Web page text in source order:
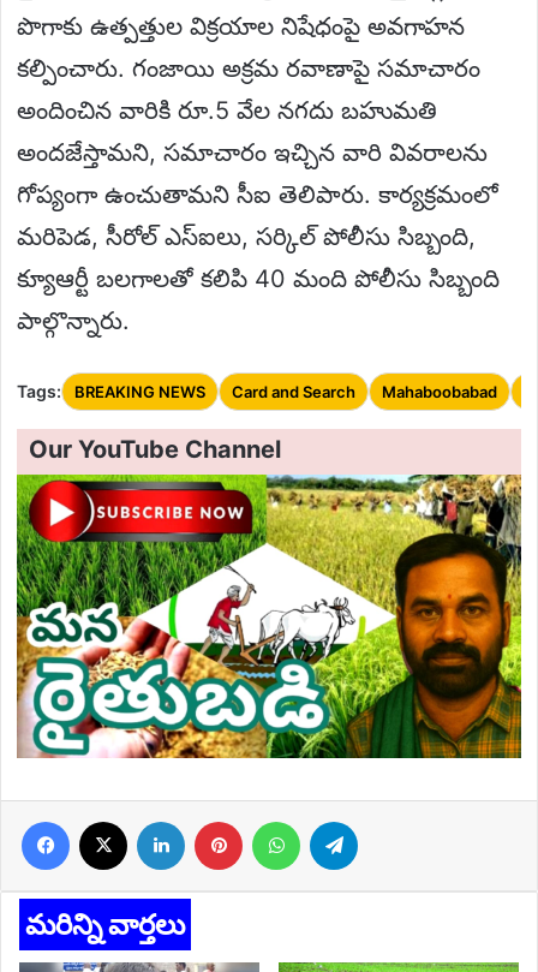
పొగాకు ఉత్పత్తుల విక్రయాల నిషేధంపై అవగాహన
కల్పించారు. గంజాయి అక్రమ రవాణాపై సమాచారం
అందించిన వారికి రూ.5 వేల నగదు బహుమతి
అందజేస్తామని, సమాచారం ఇచ్చిన వారి వివరాలను
గోప్యంగా ఉంచుతామని సీఐ తెలిపారు. కార్యక్రమంలో
మరిపెడ, సీరోల్ ఎస్‌ఐలు, సర్కిల్ పోలీసు సిబ్బంది,
క్యూఆర్టీ బలగాలతో కలిపి 40 మంది పోలీసు సిబ్బంది
పాల్గొన్నారు.
Tags: BREAKING NEWS Card and Search Mahaboobabad
Our YouTube Channel
Facebook LinkedIn Pinterest WhatsApp
మరిన్ని వార్తలు